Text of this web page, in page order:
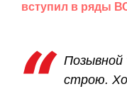
вступил в ряды
Позывной
строю.